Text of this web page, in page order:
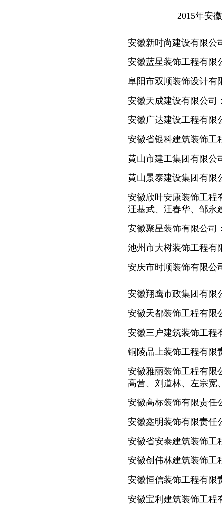
2015年安徽省建
安徽新时尚建设有限公
安徽蓝星装饰工程有限
阜阳市双顺装饰设计有
安徽天成建设有限公司
安徽广达建设工程有限
安徽省银科建筑装饰工
黄山市建工集团有限公
黄山景泰建设集团有限
安徽欣叶安康装饰工程
汪基武、汪春华、邹永
安徽聚星装饰有限公司
池州市大树装饰工程有
安庆市时顺装饰有限公
安徽翔鹰市政集团有限
安徽天都装饰工程有限
安徽三户建筑装饰工程
铜陵品上装饰工程有限
安徽雅丽装饰工程有限
高营、刘道林、左宗宽
安徽高标装饰有限责任
安徽鑫明装饰有限责任
安徽省安泰建筑装饰工
安徽创伟林建筑装饰工
安徽恒信装饰工程有限
安徽宝利建筑装饰工程